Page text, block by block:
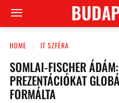
HOME IT SZFÉRA
SOMLAI-FISCHER
PREZENTÁCIÓKAT
FORMÁLTA